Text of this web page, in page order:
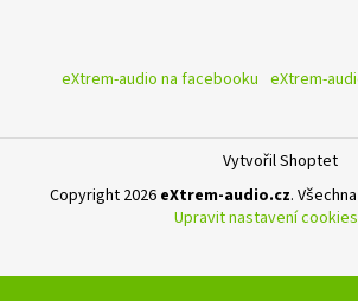
eXtrem-audio na facebooku eXtrem-
Vytvořil Shoptet
Copyright 2026 eXtrem-audio.cz.
Upravit nastavení cookies